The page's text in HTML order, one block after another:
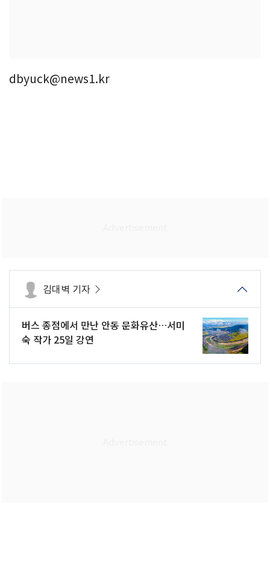
dbyuck@news1.kr
김대벽 기자
버스 종점에서 만난 안동 문화유산…서미
숙 작가 25일 강연